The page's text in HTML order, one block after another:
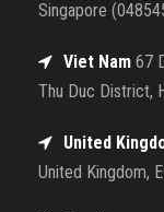
Singapore
Viet Nam 67
Thu Duc District,
United
United Kingdom,